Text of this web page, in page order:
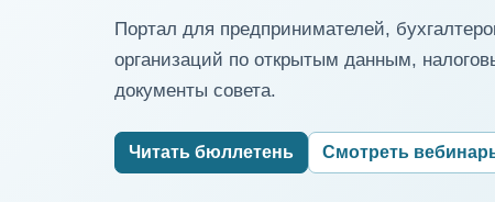
Портал для предпринимателей,
организаций по открытым данным,
документы совета.
Читать бюллетень Смотреть